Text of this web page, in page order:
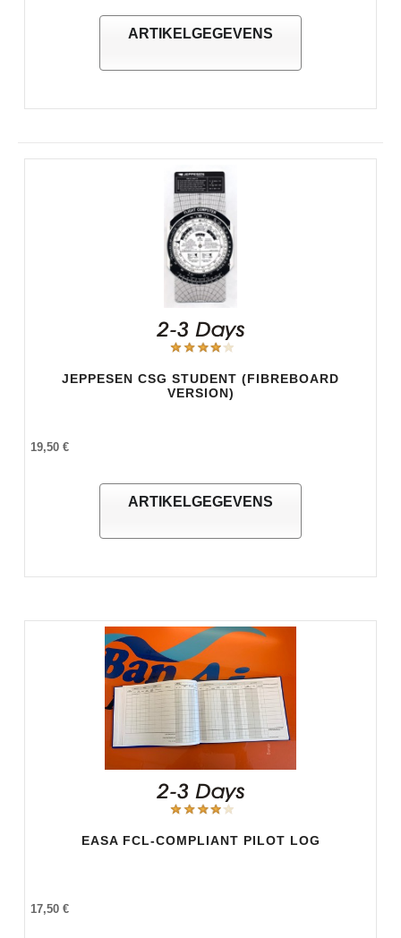
ARTIKELGEGEVENS
JEPPESEN CSG STUDENT (FIBREBOARD
VERSION)
19,50 €
ARTIKELGEGEVENS
EASA FCL-COMPLIANT PILOT LOG
17,50 €